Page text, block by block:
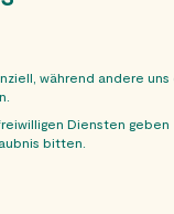
während andere uns
Diensten geben
bitten.
consent can be